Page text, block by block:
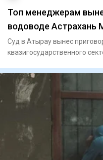
Топ менеджерам
водоводе Астрахань
Суд в Атырау вынес
квазигосударственного